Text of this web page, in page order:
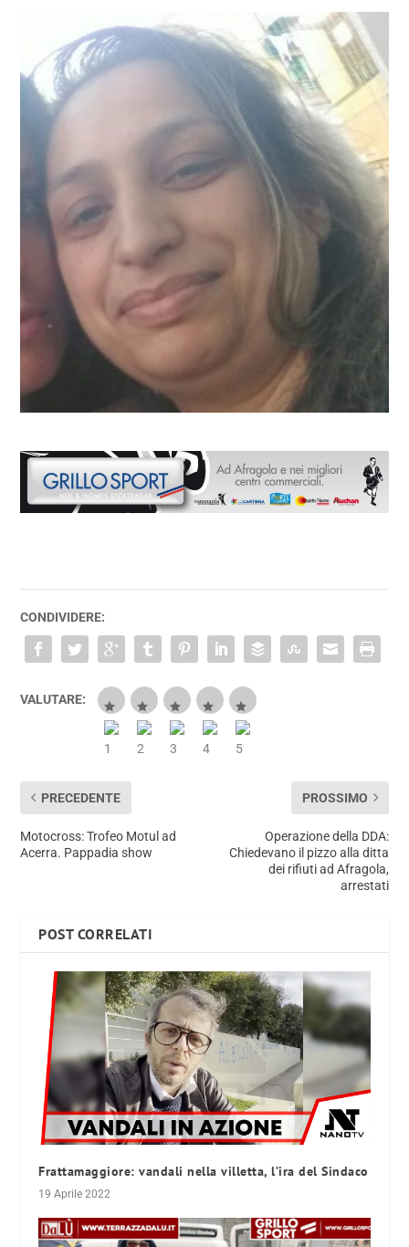
CONDIVIDERE:
VALUTARE:
PRECEDENTE
Motocross: Trofeo Motul ad
Acerra. Pappadia show
PROSSIMO
Operazione della DDA:
Chiedevano il pizzo alla ditta
dei rifiuti ad Afragola,
arrestati
POST CORRELATI
Frattamaggiore: vandali nella villetta, l’ira del Sindaco
19 Aprile 2022